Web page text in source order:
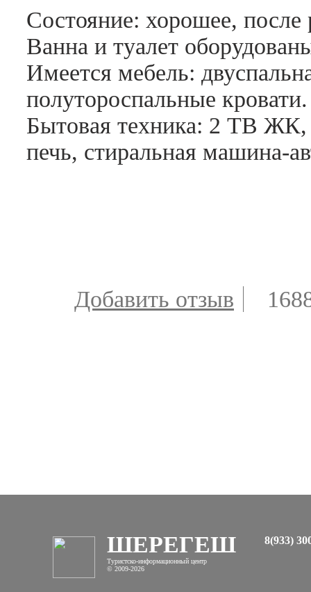
Состояние: хорошее,
Ванна и туалет
Имеется мебель:
полутороспальные кровати.
Бытовая техника: 2 ТВ ЖК,
печь, стиральная машина-
Добавить отзыв
ШЕРЕГЕШ
Туристско-информационный центр
© 2009-2026
8(933)